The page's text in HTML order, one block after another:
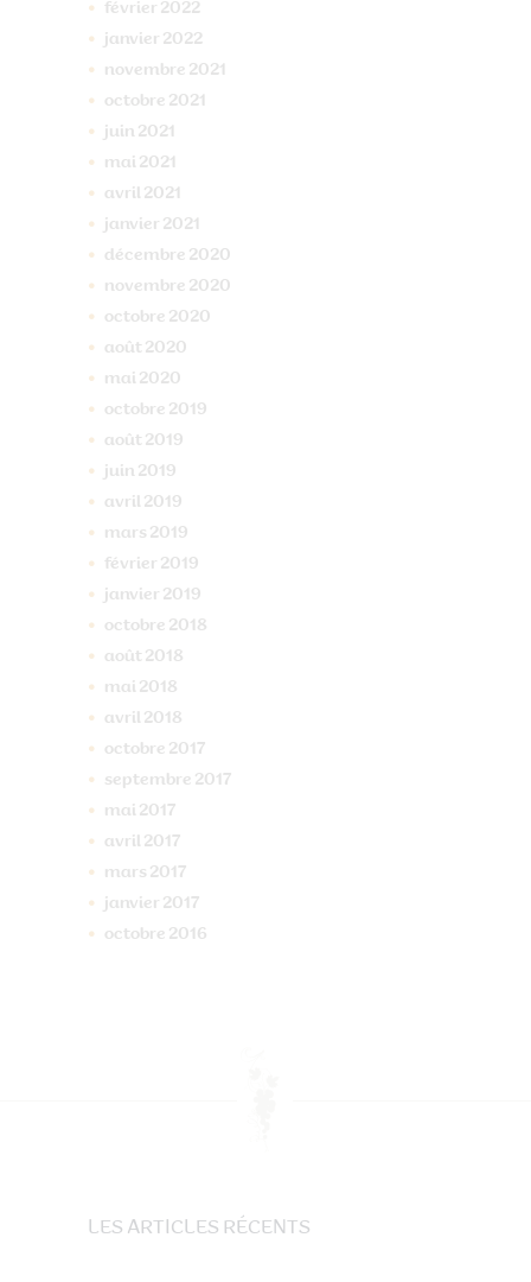
février 2022
janvier 2022
novembre 2021
octobre 2021
juin 2021
mai 2021
avril 2021
janvier 2021
décembre 2020
novembre 2020
octobre 2020
août 2020
mai 2020
octobre 2019
août 2019
juin 2019
avril 2019
mars 2019
février 2019
janvier 2019
octobre 2018
août 2018
mai 2018
avril 2018
octobre 2017
septembre 2017
mai 2017
avril 2017
mars 2017
janvier 2017
octobre 2016
LES ARTICLES RÉCENTS